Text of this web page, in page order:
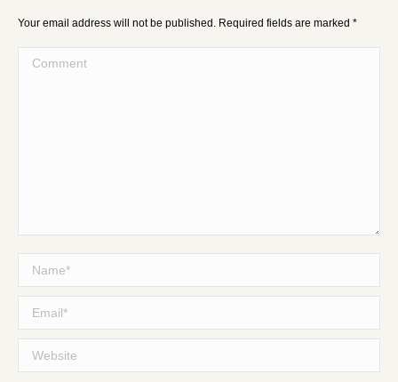
Your email address will not be published. Required fields are marked *
Comment
Name *
Email *
Website